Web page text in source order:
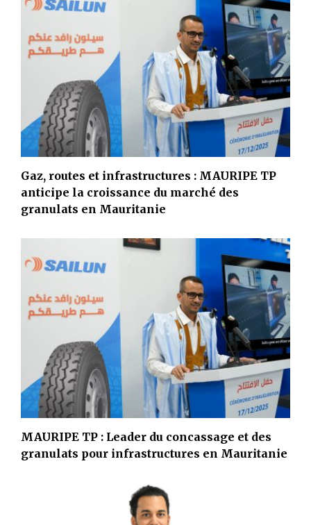
Gaz, routes et infrastructures : MAURIPE TP
anticipe la croissance du marché des
granulats en Mauritanie
MAURIPE TP : Leader du concassage et des
granulats pour infrastructures en Mauritanie